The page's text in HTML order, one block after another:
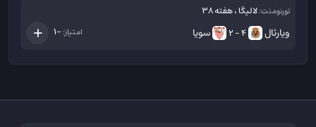
تورنومنت:لالیگا ، هفته 38
ویارئال 4 - 2 سویا امتیاز: -1